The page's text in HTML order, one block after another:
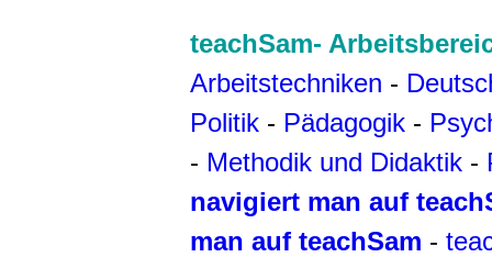
teachSam-
Arbeitstechniken -
Politik - Pädagogik -
- Methodik und Didaktik -
navigiert man auf
man auf teachSam -